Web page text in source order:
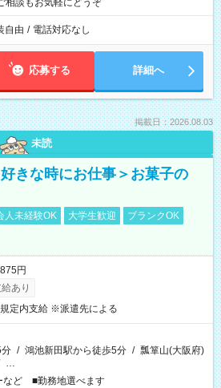
相談もお気軽にどうぞ
自由 / 電話対応なし
応募する 詳細へ
掲載日：2026.08.03
未読
きな時にお仕事＞お菓子の
人未経験OK 大学生歓迎
ブランクOK
円
あり
定内支給 ※派遣先による
/ 鴻池新田駅から徒歩5分 / 瓢箪山(大阪府)
…
など ■勤務地選べます